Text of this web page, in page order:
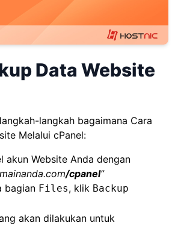
Data Website
langkah bagaimana Cara
Melalui cPanel:
akun Website Anda dengan
/cpanel”
bagian Files, klik Backup
akan dilakukan untuk